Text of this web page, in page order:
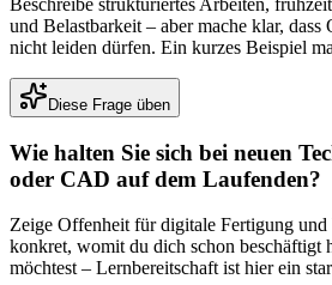
Beschreibe strukturiertes Arbeiten,
und Belastbarkeit – aber mache klar, dass
nicht leiden dürfen. Ein kurzes Beispiel
Diese Frage üben
Wie halten Sie sich bei neuen
oder CAD auf dem Laufenden?
Zeige Offenheit für digitale Fertigung
konkret, womit du dich schon beschäftigt
möchtest – Lernbereitschaft ist hier ein